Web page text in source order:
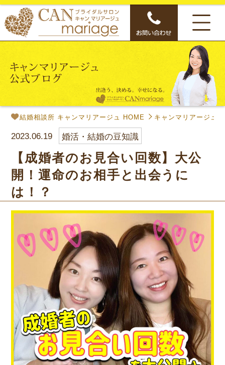
結婚相談所 キャンマリアージュ HOME キャンマリアージュ
2023.06.19 婚活・結婚の豆知識
【成婚者のお見合い回数】大公
開！運命のお相手と出会うに
は！？